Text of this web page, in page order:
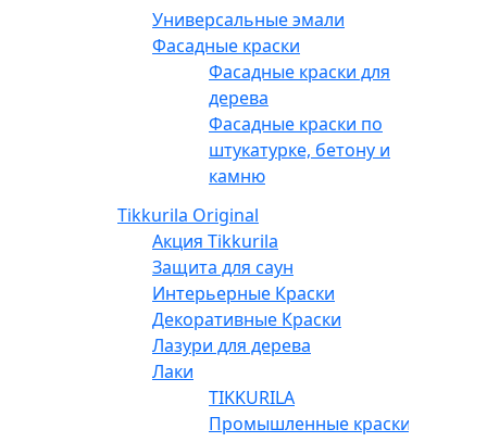
Универсальные эмали
Фасадные краски
Фасадные краски для
дерева
Фасадные краски по
штукатурке, бетону и
камню
Tikkurila Original
Акция Tikkurila
Защита для саун
Интерьерные Краски
Декоративные Краски
Лазури для дерева
Лаки
TIKKURILA
Промышленные краски